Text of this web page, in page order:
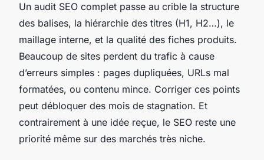
Un audit SEO complet passe au crible la structure
des balises, la hiérarchie des titres (H1, H2…), le
maillage interne, et la qualité des fiches produits.
Beaucoup de sites perdent du trafic à cause
d’erreurs simples : pages dupliquées, URLs mal
formatées, ou contenu mince. Corriger ces points
peut débloquer des mois de stagnation. Et
contrairement à une idée reçue, le SEO reste une
priorité même sur des marchés très niche.